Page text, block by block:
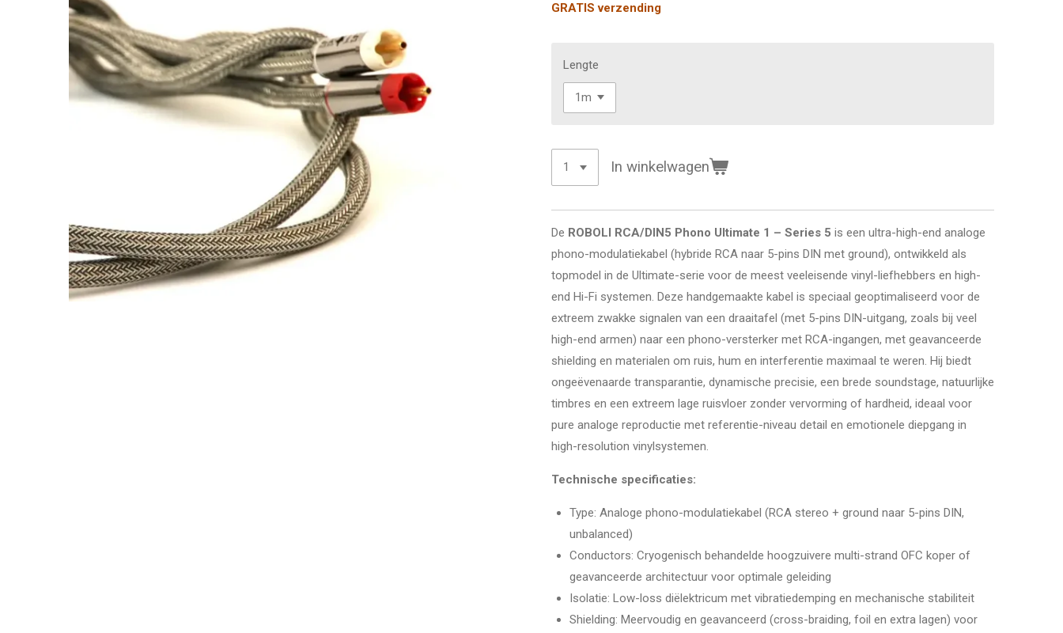
GRATIS verzending
Lengte
In winkelwagen
De ROBOLI RCA/DIN5 Phono Ultimate 1 – Series 5 is een ultra-high-end analoge
phono-modulatiekabel (hybride RCA naar 5-pins DIN met ground), ontwikkeld als
topmodel in de Ultimate-serie voor de meest veeleisende vinyl-liefhebbers en high-
end Hi-Fi systemen. Deze handgemaakte kabel is speciaal geoptimaliseerd voor de
extreem zwakke signalen van een draaitafel (met 5-pins DIN-uitgang, zoals bij veel
high-end armen) naar een phono-versterker met RCA-ingangen, met geavanceerde
shielding en materialen om ruis, hum en interferentie maximaal te weren. Hij biedt
ongeëvenaarde transparantie, dynamische precisie, een brede soundstage, natuurlijke
timbres en een extreem lage ruisvloer zonder vervorming of hardheid, ideaal voor
pure analoge reproductie met referentie-niveau detail en emotionele diepgang in
high-resolution vinylsystemen.
Technische specificaties:
Type: Analoge phono-modulatiekabel (RCA stereo + ground naar 5-pins DIN,
unbalanced)
Conductors: Cryogenisch behandelde hoogzuivere multi-strand OFC koper of
geavanceerde architectuur voor optimale geleiding
Isolatie: Low-loss diëlektricum met vibratiedemping en mechanische stabiliteit
Shielding: Meervoudig en geavanceerd (cross-braiding, foil en extra lagen) voor